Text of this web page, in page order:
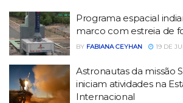
Programa espacial
marco com estreia de
BY FABIANA CEYHAN 19 DE
Astronautas da missão
iniciam atividades na
Internacional